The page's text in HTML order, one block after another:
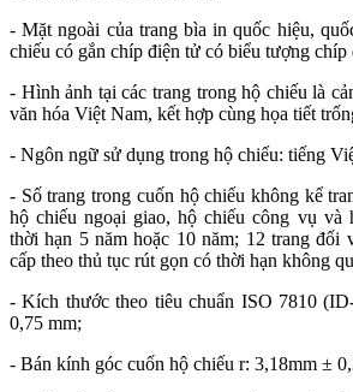
- Mặt ngoài của trang bìa in quốc hiệu,
chiếu có gắn chíp điện tử có biểu tượng chíp
- Hình ảnh tại các trang trong hộ chiếu là
văn hóa Việt Nam, kết hợp cùng họa tiết
- Ngôn ngữ sử dụng trong hộ chiếu: tiếng
- Số trang trong cuốn hộ chiếu không kể
hộ chiếu ngoại giao, hộ chiếu công vụ và
thời hạn 5 năm hoặc 10 năm; 12 trang đối
cấp theo thủ tục rút gọn có thời hạn không
- Kích thước theo tiêu chuẩn ISO 7810
0,75 mm;
- Bán kính góc cuốn hộ chiếu r: 3,18mm ±